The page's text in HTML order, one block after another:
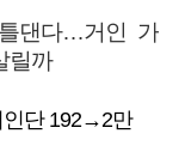
틀댄다…거인 가
릴까
인단 192→2만